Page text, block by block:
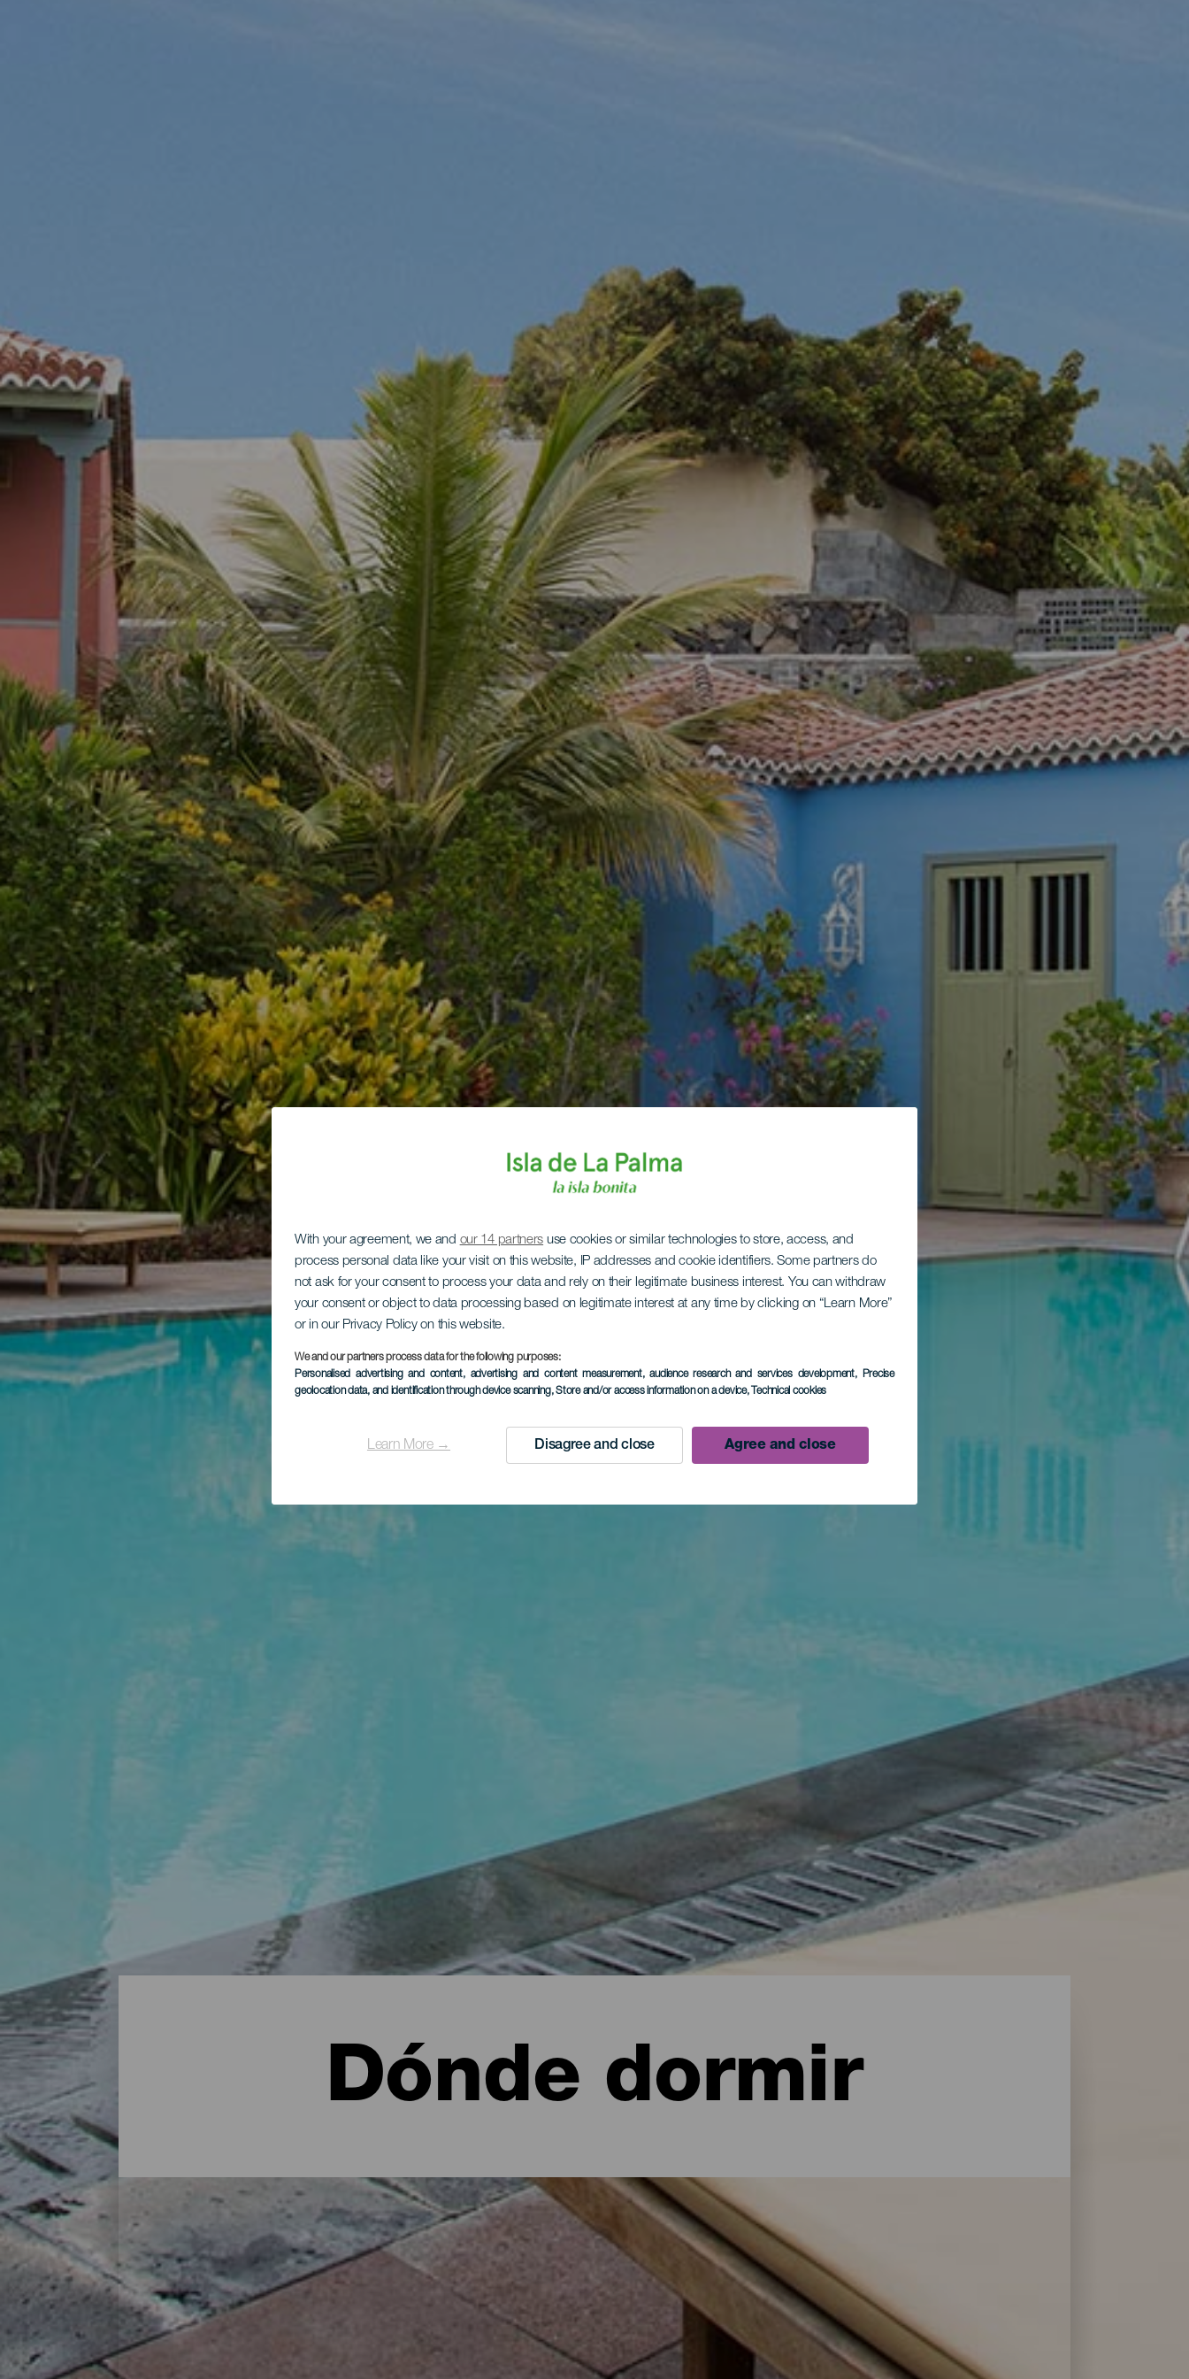
With your agreement, we and our 14 partners use cookies or similar technologies to store, access, and
process personal data like your visit on this website, IP addresses and cookie identifiers. Some partners do
not ask for your consent to process your data and rely on their legitimate business interest. You can withdraw
your consent or object to data processing based on legitimate interest at any time by clicking on “Learn More”
or in our Privacy Policy on this website.
We and our partners process data for the following purposes:
Personalised advertising and content, advertising and content measurement, audience research and services development, Precise
geolocation data, and identification through device scanning, Store and/or access information on a device, Technical cookies
Learn More → Disagree and close Agree and close
Dónde dormir
Dónde alojarse en la isla de La Palma: hoteles, apartamentos...
En una casa rural en plena naturaleza, en un apartamento junto al mar o en un pintoresco hotel rodeado de naturaleza y con todo tipo de servicios y
cuidados: La Palma dispone a lo largo de sus poco más de 700 kilómetros cuadrados de alternativas para todo tipo de viajeros. Encuentra la opción